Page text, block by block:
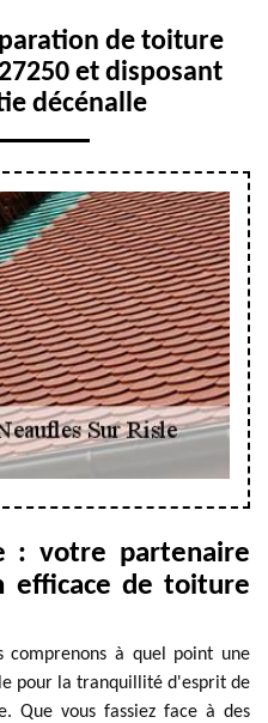
de toiture
et disposant
décénalle
: votre partenaire
efficace de toiture
comprenons à quel point une
pour la tranquillité d'esprit de
Que vous fassiez face à des